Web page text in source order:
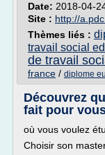
Date: 2018-04-
Site : http://
Thèmes liés :
travail social
de travail
france / diplome
Découvrez
fait pour
où vous voulez
Choisir son